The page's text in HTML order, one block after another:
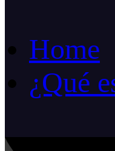
Home
¿Qué